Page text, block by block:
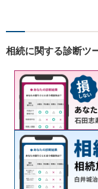
相続に関する診断ツ